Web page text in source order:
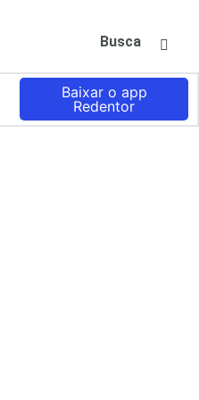
Busca
Baixar o app
Redentor